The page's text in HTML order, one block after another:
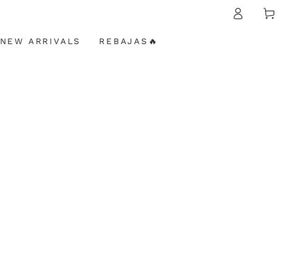
NEW ARRIVALS REBAJAS🔥
sesión
Carrito